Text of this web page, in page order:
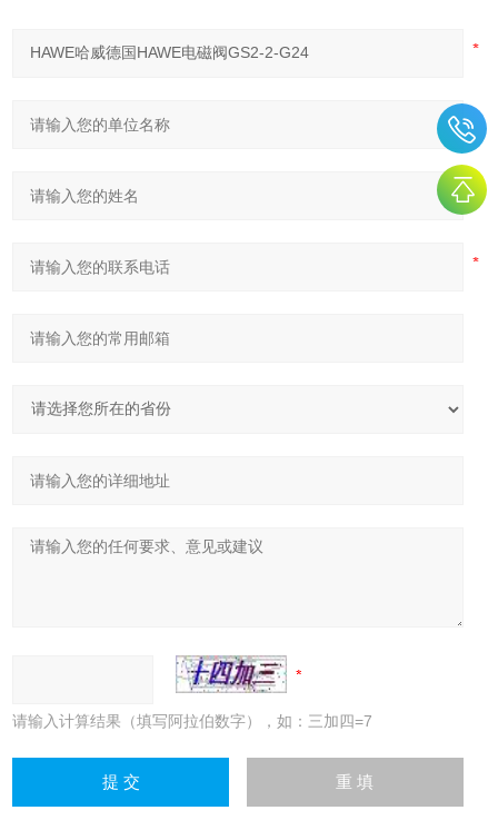
请输入计算结果（填写阿拉伯数字），如：三加四=7